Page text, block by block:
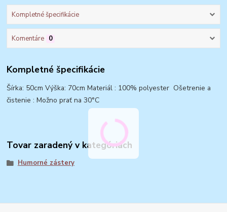
Kompletné špecifikácie
Komentáre 0
Kompletné špecifikácie
Šírka: 50cm Výška: 70cm Materiál : 100% polyester Ošetrenie a
čistenie : Možno prať na 30°C
Tovar zaradený v kategóriách
Humorné zástery